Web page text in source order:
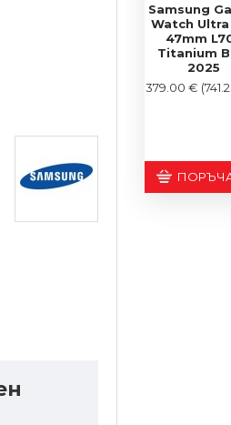
Samsung
Watch Ultra
47mm
Titanium
2025
379.00 €